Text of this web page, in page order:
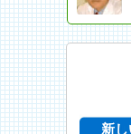
新し